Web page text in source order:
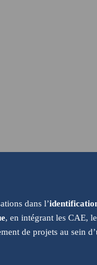
dans l’
, en intégrant les CAE,
de projets au sein